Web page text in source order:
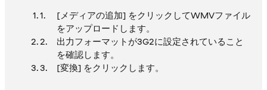
[メディアの追加] をクリックしてWMVファイル
をアップロードします。
出力フォーマットが3G2に設定されていること
を確認します。
[変換] をクリックします。